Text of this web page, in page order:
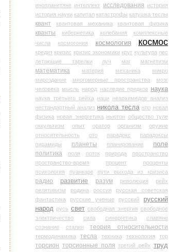
инопланетяне интеллект исследования история
история науки капитал катастрофы катушка теслы
квант квантовая механика квантовая физика
кванты кибернетика колебания
комплексные
числа
космогония космология космос
кредит кризис кризис экономики круг культура лес
летающие тарелки
луч маг магнетизм
математика материя механика
микро
мироздание
многомерные пространства
мозг
человека мысль народ наследие предков наука
наука третьего рейха наци
неархимедов анализ
нестандартный анализ никола тесла нло новая
физика новая энергетика ньютон общество туле
оккультизм
опыт оратор организм
оружие
относительность
ото парадокс
парадоксы
пирамиды
планеты планирование
поле
политика
поля поток природа
пространство
пространство-время
процент
проценты
психология
пуанкаре пути выхода из кризиса
радио развитие разум революция
рейх
релятивизм
родина россия
русская советская
фантастика
русские ученые русский
русский
народ русь свет свободная энергия свободное
электричество
сила синергетика
славяне
сознание
сталин теория относительности
термодинамика тесла техника технология тор
торсион торсионные поля третий рейх труд